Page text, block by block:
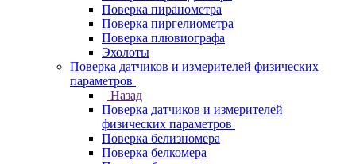
Поверка пиранометра
Поверка пиргелиометра
Поверка плювиографа
Эхолоты
Поверка датчиков и измерителей физических
параметров
Назад
Поверка датчиков и измерителей
физических параметров
Поверка белизномера
Поверка белкомера